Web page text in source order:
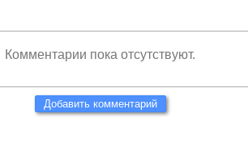
Комментарии пока отсутствуют.
Добавить комментарий